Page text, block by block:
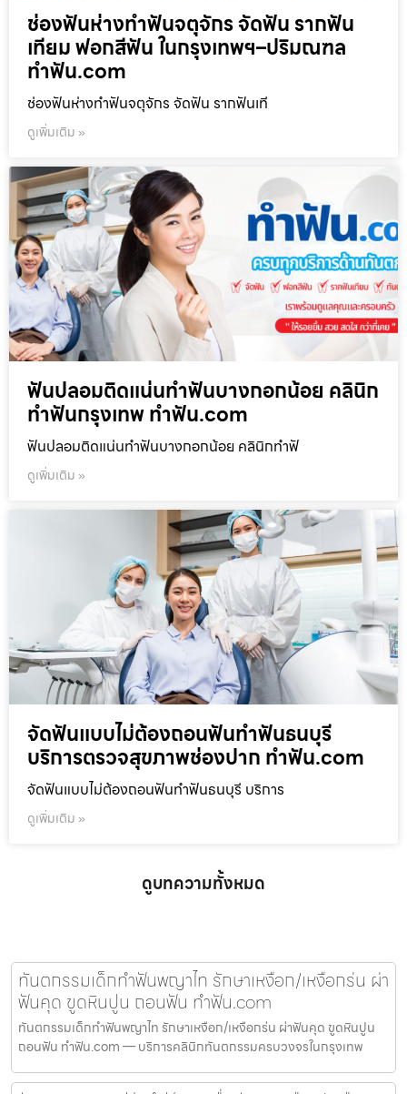
ช่องฟันห่างทำฟันจตุจักร จัดฟัน รากฟัน
เทียม ฟอกสีฟัน ในกรุงเทพฯ–ปริมณฑล
ทำฟัน.com
ช่องฟันห่างทำฟันจตุจักร จัดฟัน รากฟันเที
ดูเพิ่มเติม »
ฟันปลอมติดแน่นทำฟันบางกอกน้อย คลินิก
ทำฟันกรุงเทพ ทำฟัน.com
ฟันปลอมติดแน่นทำฟันบางกอกน้อย คลินิกทำฟั
ดูเพิ่มเติม »
จัดฟันแบบไม่ต้องถอนฟันทำฟันธนบุรี
บริการตรวจสุขภาพช่องปาก ทำฟัน.com
จัดฟันแบบไม่ต้องถอนฟันทำฟันธนบุรี บริการ
ดูเพิ่มเติม »
ดูบทความทั้งหมด
ทันตกรรมเด็กทำฟันพญาไท รักษาเหงือก/เหงือกร่น ผ่า
ฟันคุด ขูดหินปูน ถอนฟัน ทำฟัน.com
ทันตกรรมเด็กทำฟันพญาไท รักษาเหงือก/เหงือกร่น ผ่าฟันคุด ขูดหินปูน
ถอนฟัน ทำฟัน.com — บริการคลินิกทันตกรรมครบวงจรในกรุงเทพ